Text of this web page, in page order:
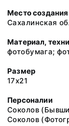
Место создания
Сахалинская
Материал,
фотобумага;
Размер
17х21
Персоналии
Соколов
Соколов